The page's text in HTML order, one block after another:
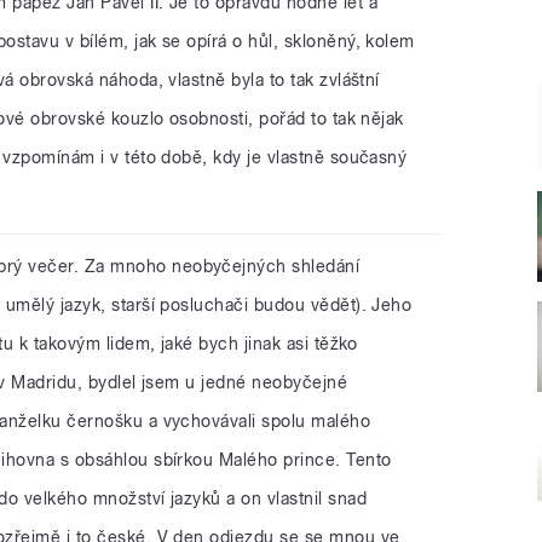
v bílém, jak se opírá o hůl, skloněný, kolem
obrovská náhoda, vlastně byla to tak zvláštní
obrovské kouzlo osobnosti, pořád to tak nějak
i v této době, kdy je vlastně současný
večer. Za mnoho neobyčejných shledání
jazyk, starší posluchači budou vědět). Jeho
k takovým lidem, jaké bych jinak asi těžko
Madridu, bydlel jsem u jedné neobyčejné
černošku a vychovávali spolu malého
s obsáhlou sbírkou Malého prince. Tento
velkého množství jazyků a on vlastnil snad
i to české. V den odjezdu se se mnou ve